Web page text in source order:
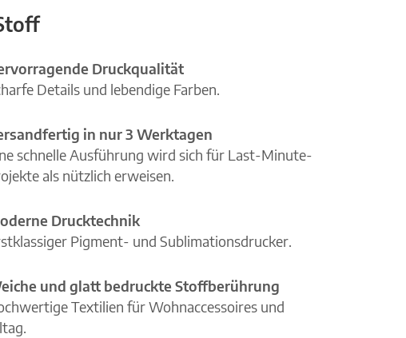
Druckqualität
Details und lebendige Farben.
in nur 3 Werktagen
schnelle Ausführung wird sich für Last-Minute-
als nützlich erweisen.
Drucktechnik
Pigment- und Sublimationsdrucker.
und glatt bedruckte Stoffberührung
Textilien für Wohnaccessoires und